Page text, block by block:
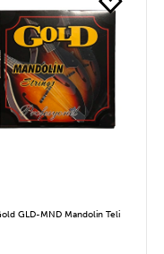
GLD-MND Mandolin Teli